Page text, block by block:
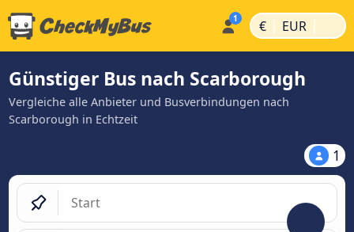
€ | EUR |
Günstiger Bus nach Scarborough
Vergleiche alle Anbieter und Busverbindungen nach
Scarborough in Echtzeit
1